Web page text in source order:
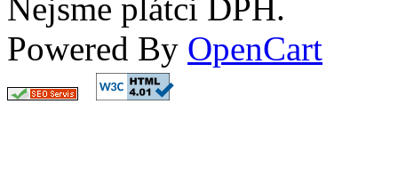
Nejsme plátci DPH.
Powered By OpenCart